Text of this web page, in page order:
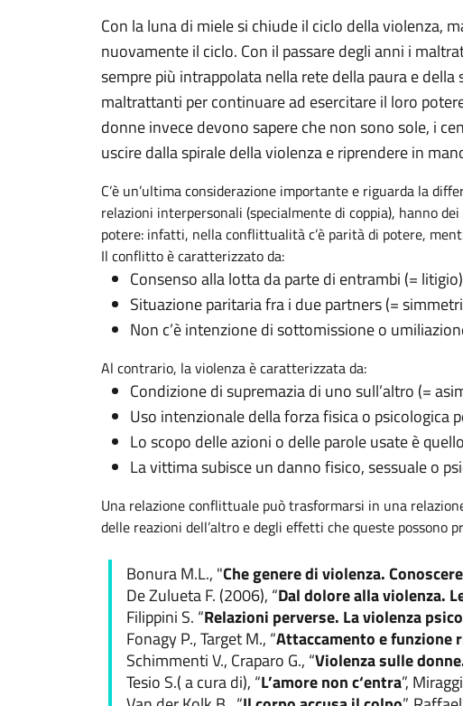
Con la luna di miele si chiude il ciclo della violenza,
nuovamente il ciclo. Con il passare degli anni i
sempre più intrappolata nella rete della paura e
maltrattanti per continuare ad esercitare il loro
donne invece devono sapere che non sono sole, i
uscire dalla spirale della violenza e riprendere in
C’è un’ultima considerazione importante e riguarda la
relazioni interpersonali (specialmente di coppia), hanno
potere: infatti, nella conflittualità c’è parità di potere,
Il conflitto è caratterizzato da:
Consenso alla lotta da parte di entrambi (= litigio)
Situazione paritaria fra i due partners (=
Non c’è intenzione di sottomissione o
Al contrario, la violenza è caratterizzata da:
Condizione di supremazia di uno sull’altro (=
Uso intenzionale della forza fisica o psicologica
Lo scopo delle azioni o delle parole usate è
La vittima subisce un danno fisico, sessuale o
Una relazione conflittuale può trasformarsi in una
delle reazioni dell’altro e degli effetti che queste possono
Bonura M.L., "Che genere di violenza.
De Zulueta F. (2006), “Dal dolore alla violenza.
Filippini S. “Relazioni perverse. La violenza
Fonagy P., Target M., “Attaccamento e funzione
Schimmenti V., Craparo G., “Violenza sulle
Tesio S.( a cura di), “L’amore non c‘entra”,